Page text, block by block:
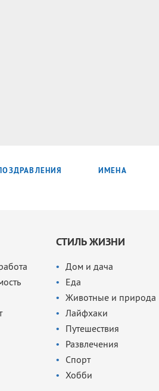
ИМЕНА
СТИЛЬ ЖИЗНИ
Дом и дача
Еда
Животные и природа
Лайфхаки
Путешествия
Развлечения
Спорт
Хобби